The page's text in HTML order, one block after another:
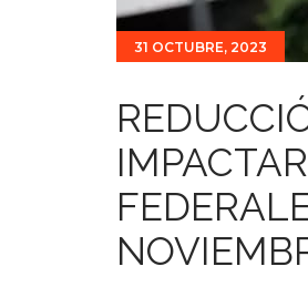
31 OCTUBRE, 2023